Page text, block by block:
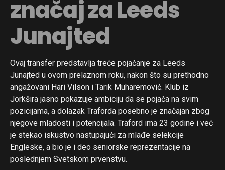
značaj za Leeds
Junajted
Ovaj transfer predstavlja treće pojačanje za Leeds
Junajted u ovom prelaznom roku, nakon što su prethodno
angažovani Hari Vilson i Tarik Muharemović. Klub iz
Jorkšira jasno pokazuje ambiciju da se pojača na svim
pozicijama, a dolazak Traforda posebno je značajan zbog
njegove mladosti i potencijala. Traford ima 23 godine i već
je stekao iskustvo nastupajući za mlađe selekcije
Engleske, a bio je i deo seniorske reprezentacije na
poslednjem Svetskom prvenstvu.